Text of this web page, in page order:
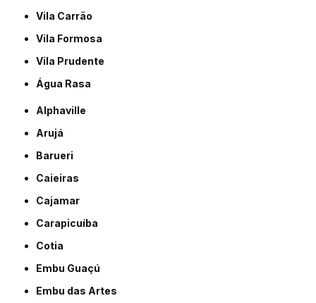
Vila Carrão
Vila Formosa
Vila Prudente
Água Rasa
Alphaville
Arujá
Barueri
Caieiras
Cajamar
Carapicuíba
Cotia
Embu Guaçú
Embu das Artes